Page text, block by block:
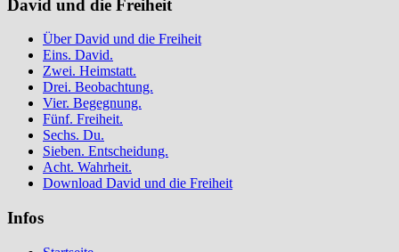
David und die Freiheit
Über David und die Freiheit
Eins. David.
Zwei. Heimstatt.
Drei. Beobachtung.
Vier. Begegnung.
Fünf. Freiheit.
Sechs. Du.
Sieben. Entscheidung.
Acht. Wahrheit.
Download David und die Freiheit
Infos